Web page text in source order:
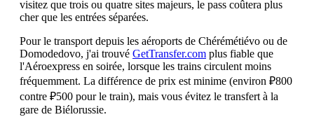
visitez que trois ou quatre sites majeurs, le pass coûtera plus
cher que les entrées séparées.
Pour le transport depuis les aéroports de Chérémétiévo ou de
Domodedovo, j'ai trouvé GetTransfer.com plus fiable que
l'Aéroexpress en soirée, lorsque les trains circulent moins
fréquemment. La différence de prix est minime (environ ₽800
contre ₽500 pour le train), mais vous évitez le transfert à la
gare de Biélorussie.